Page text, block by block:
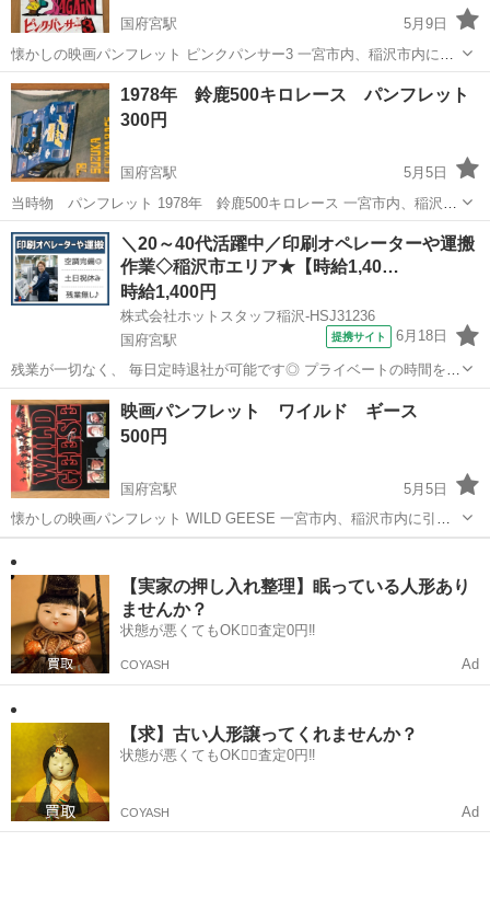
国府宮駅
5月9日
懐かしの映画パンフレット ピンクパンサー3 一宮市内、稲沢市内に引
取りに来られる方宜しくお願いします。
愛知 一宮市 国府宮駅 その他
1978年 鈴鹿500キロレース パンフレット
300円
国府宮駅
5月5日
当時物 パンフレット 1978年 鈴鹿500キロレース 一宮市内、稲沢市
内に引取りに来られる方宜しくお願いします。
愛知 一宮市 国府宮駅 その他 レース
＼20～40代活躍中／印刷オペレーターや運搬
作業◇稲沢市エリア★【時給1,40…
時給1,400円
株式会社ホットスタッフ稲沢-HSJ31236
国府宮駅
提携サイト 6月18日
残業が一切なく、 毎日定時退社が可能です◎ プライベートの時間をし
っかり確保して 自分時間を大切にしたい方にピッタリ♪ 他にもポイン
トたくさん◎ ○午前に小休憩あり ○正社員登用のチャンスあり ○髪色
自由で自分らしく働ける*...
愛知 国府宮駅 その他
映画パンフレット ワイルド ギース
500円
国府宮駅
5月5日
懐かしの映画パンフレット WILD GEESE 一宮市内、稲沢市内に引取
りに来られる方宜しくお願いします。
【実家の押し入れ整理】眠っている人形あり
ませんか？
状態が悪くてもOK🙆‍♀️査定0円‼️
COYASH Ad
【求】古い人形譲ってくれませんか？
状態が悪くてもOK🙆‍♀️査定0円‼️
COYASH Ad